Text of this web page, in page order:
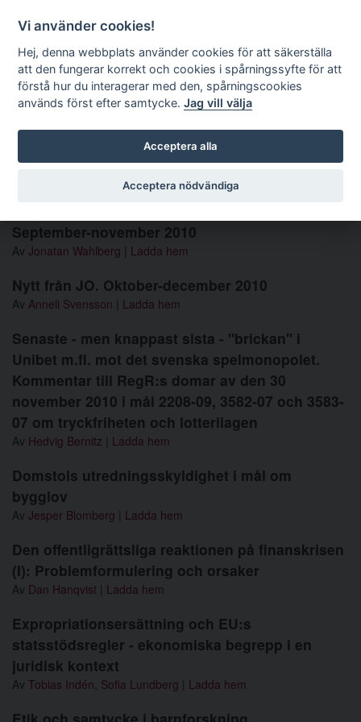
Förvaltningsrättslig tidskrift
Sök
Nummer 2011 1
September-november 2010
Av Jonatan Wahlberg Ladda hem
Nytt från JO. Oktober-december 2010
Av Anneli Svensson Ladda hem
Senaste - men knappast sista - "brickan" i
Unibet m.fl. mot det svenska spelmonopolet.
Kommentar till RegR:s domar av den 30
november 2010 i mål 2208-09, 3582-07 och 3583-
07 om tryckfriheten och lotterilagen
Av Hedvig Bernitz Ladda hem
Domstols utredningsskyldighet i mål om
bygglov
Av Jesper Blomberg Ladda hem
Den offentligrättsliga reaktionen på finanskrisen
(I): Problemformulering och orsaker
Av Dan Hanqvist Ladda hem
Expropriationsersättning och EU:s
statsstödsregler - ekonomiska begrepp i en
juridisk kontext
Av Tobias Indén, Sofia Lundberg Ladda hem
Vi använder cookies!
Hej, denna webbplats använder cookies för att säkerställa
att den fungerar korrekt och cookies i spårningssyfte för att
förstå hur du interagerar med den, spårningscookies
används först efter samtycke.Jag vill välja
Acceptera alla
Acceptera nödvändiga